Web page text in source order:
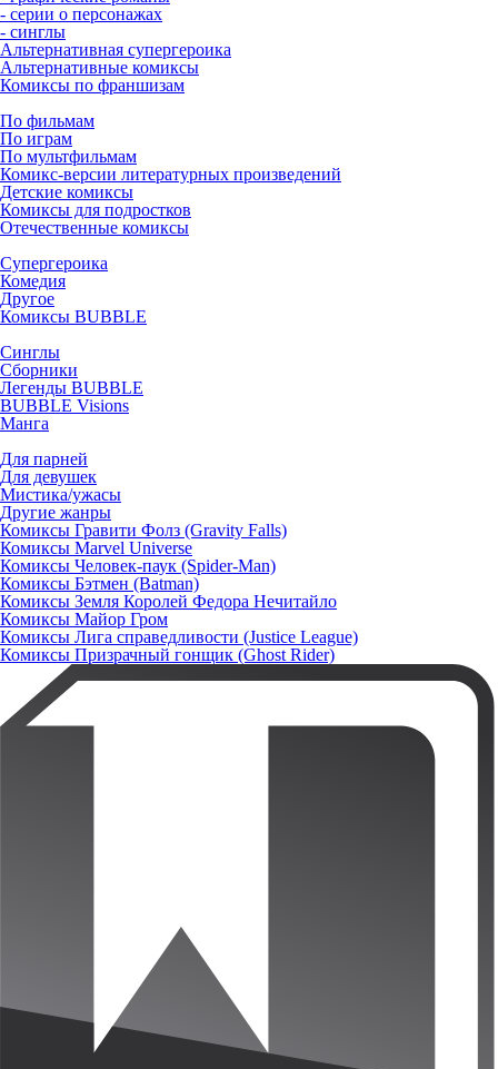
- серии о персонажах
- синглы
Альтернативная супергероика
Альтернативные комиксы
Комиксы по франшизам
По фильмам
По играм
По мультфильмам
Комикс-версии литературных произведений
Детские комиксы
Комиксы для подростков
Отечественные комиксы
Супергероика
Комедия
Другое
Комиксы BUBBLE
Синглы
Сборники
Легенды BUBBLE
BUBBLE Visions
Манга
Для парней
Для девушек
Мистика/ужасы
Другие жанры
Комиксы Гравити Фолз (Gravity Falls)
Комиксы Marvel Universe
Комиксы Человек-паук (Spider-Man)
Комиксы Бэтмен (Batman)
Комиксы Земля Королей Федора Нечитайло
Комиксы Майор Гром
Комиксы Лига справедливости (Justice League)
Комиксы Призрачный гонщик (Ghost Rider)